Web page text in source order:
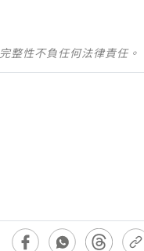
整性不負任何法律責任。